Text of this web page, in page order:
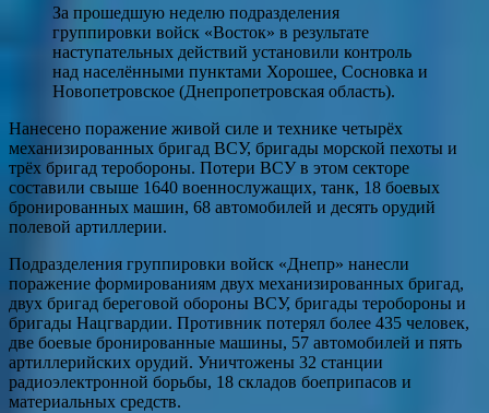
За прошедшую неделю подразделения
группировки войск «Восток» в результате
наступательных действий установили контроль
над населёнными пунктами Хорошее, Сосновка и
Новопетровское (Днепропетровская область).
Нанесено поражение живой силе и технике четырёх
механизированных бригад ВСУ, бригады морской пехоты и
трёх бригад теробороны. Потери ВСУ в этом секторе
составили свыше 1640 военнослужащих, танк, 18 боевых
бронированных машин, 68 автомобилей и десять орудий
полевой артиллерии.
Подразделения группировки войск «Днепр» нанесли
поражение формированиям двух механизированных бригад,
двух бригад береговой обороны ВСУ, бригады теробороны и
бригады Нацгвардии. Противник потерял более 435 человек,
две боевые бронированные машины, 57 автомобилей и пять
артиллерийских орудий. Уничтожены 32 станции
радиоэлектронной борьбы, 18 складов боеприпасов и
материальных средств.